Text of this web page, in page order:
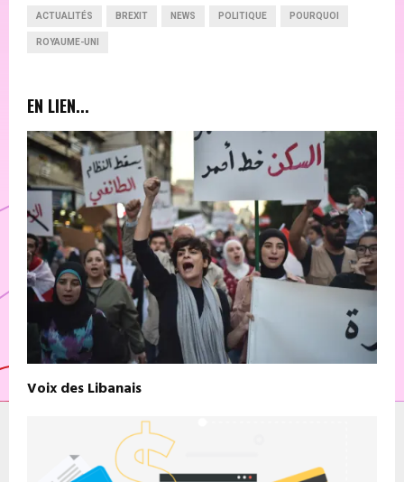
ACTUALITÉS BREXIT NEWS POLITIQUE POURQUOI
ROYAUME-UNI
EN LIEN...
Voix des Libanais